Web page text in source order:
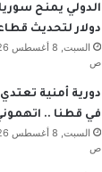
دولار لتحديث
ص
دورية أمنية
في قطنا ..
ص